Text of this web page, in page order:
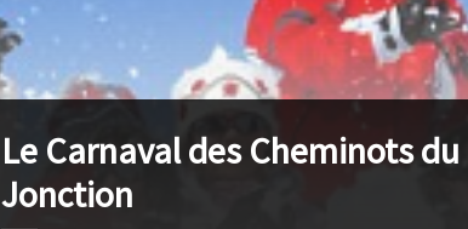
Le Carnaval des Cheminots du
Jonction